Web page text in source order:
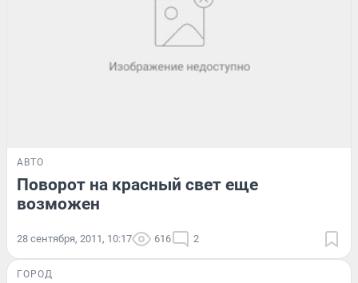
АВТО
Поворот на красный свет еще
возможен
28 сентября, 2011, 10:17 616 2
ГОРОД